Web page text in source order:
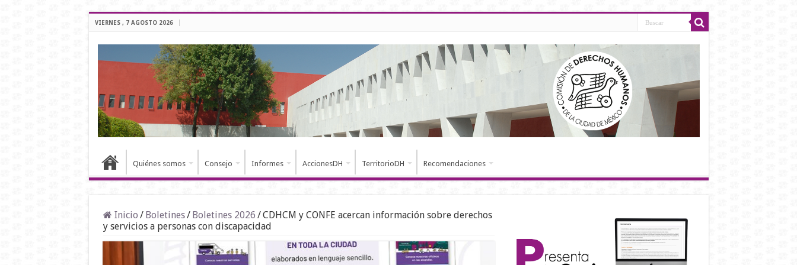
VIERNES , 7 AGOSTO 2026
Quiénes somos Consejo Informes AccionesDH TerritorioDH Recomendaciones
Inicio / Boletines/ Boletines 2026 /CDHCM y CONFE acercan información sobre derechos
y servicios a personas con discapacidad